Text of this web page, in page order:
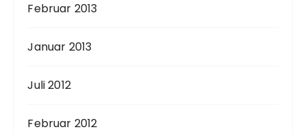
Februar 2013
Januar 2013
Juli 2012
Februar 2012